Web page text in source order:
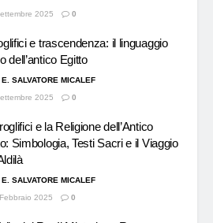
2025
0
e trascendenza: il linguaggio
dell’antico Egitto
SALVATORE MICALEF
2025
0
e la Religione dell’Antico
Simbologia, Testi Sacri e il Viaggio
SALVATORE MICALEF
2025
0